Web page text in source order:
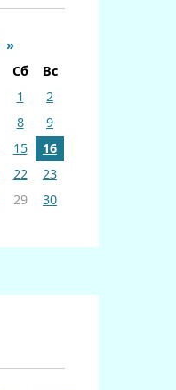
»
Сб
Вс
1
2
8
9
15
16
22
23
29 30